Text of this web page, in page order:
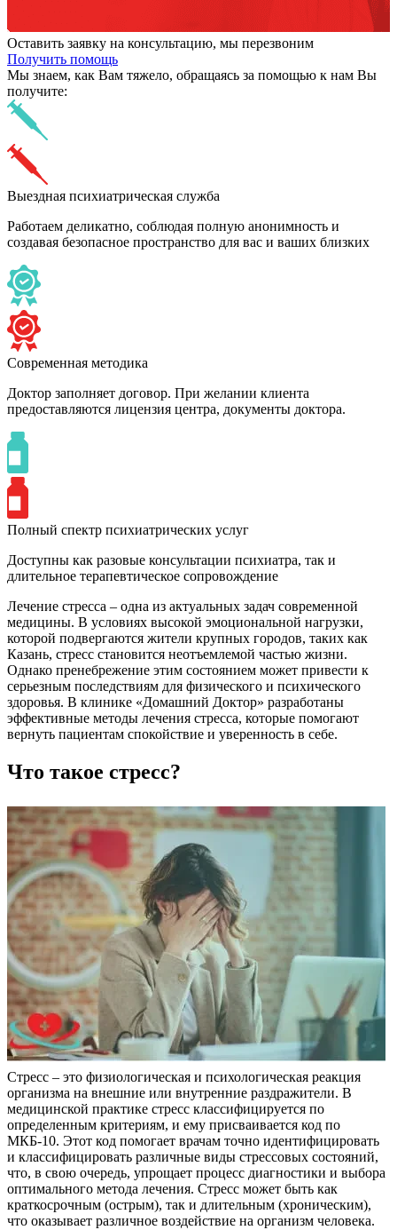
Оставить заявку на консультацию, мы перезвоним
Получить помощь
Мы знаем, как Вам тяжело, обращаясь за помощью к нам Вы
получите:
Выездная психиатрическая служба
Работаем деликатно, соблюдая полную анонимность и
создавая безопасное пространство для вас и ваших близких
Современная методика
Доктор заполняет договор. При желании клиента
предоставляются лицензия центра, документы доктора.
Полный спектр психиатрических услуг
Доступны как разовые консультации психиатра, так и
длительное терапевтическое сопровождение
Лечение стресса – одна из актуальных задач современной
медицины. В условиях высокой эмоциональной нагрузки,
которой подвергаются жители крупных городов, таких как
Казань, стресс становится неотъемлемой частью жизни.
Однако пренебрежение этим состоянием может привести к
серьезным последствиям для физического и психического
здоровья. В клинике «Домашний Доктор» разработаны
эффективные методы лечения стресса, которые помогают
вернуть пациентам спокойствие и уверенность в себе.
Что такое стресс?
Стресс – это физиологическая и психологическая реакция
организма на внешние или внутренние раздражители. В
медицинской практике стресс классифицируется по
определенным критериям, и ему присваивается код по
МКБ-10. Этот код помогает врачам точно идентифицировать
и классифицировать различные виды стрессовых состояний,
что, в свою очередь, упрощает процесс диагностики и выбора
оптимального метода лечения. Стресс может быть как
краткосрочным (острым), так и длительным (хроническим),
что оказывает различное воздействие на организм человека.